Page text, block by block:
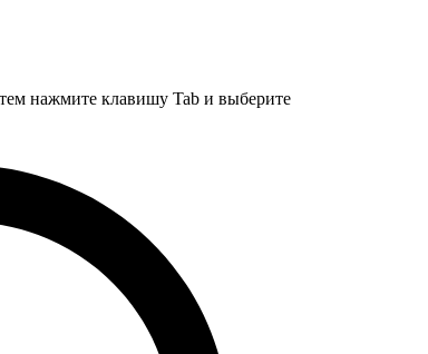
нажмите клавишу Tab и выберите